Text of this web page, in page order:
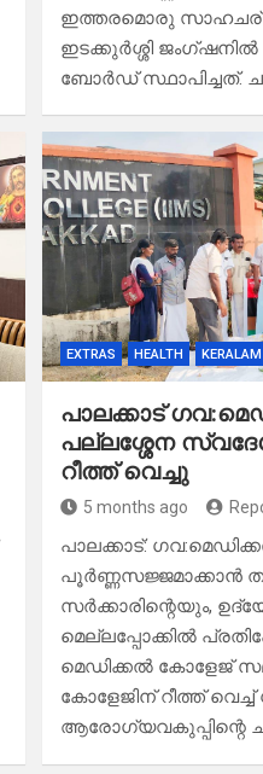
ഇത്തരമൊരു
ഇടക്കുർശ്ശി ജംഗ്ഷനിൽ
ബോർഡ് സ്ഥാപിച്ചത്.
EXTRAS HEALTH KERALAM
പാലക്കാട്
പല്ലശ്ശേന
റീത്ത് വെച്ചു
5 months ago
പാലക്കാട്:
പൂർണ്ണസജ്ജമാക്കാൻ
സർക്കാരിന്റെയും,
മെല്ലപ്പോക്കിൽ
മെഡിക്കൽ കോളേജ്
കോളേജിന് റീത്ത്
ആരോഗ്യവകുപ്പിന്റെ